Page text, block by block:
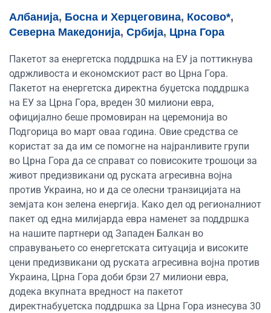
Албанија, Босна и Херцеговина, Косово*,
Северна Македонија, Србија, Црна Гора
Пакетот за енергетска поддршка на ЕУ ја поттикнува
одржливоста и економскиот раст во Црна Гора.
Пакетот на енергетска директна буџетска поддршка
на ЕУ за Црна Гора, вреден 30 милиони евра,
официјално беше промовиран на церемонија во
Подгорица во март оваа година. Овие средства се
користат за да им се помогне на најранливите групи
во Црна Гора да се справат со повисоките трошоци за
живот предизвикани од руската агресивна војна
против Украина, но и да се олесни транзицијата на
земјата кон зелена енергија. Како дел од регионалниот
пакет од една милијарда евра наменет за поддршка
на нашите партнери од Западен Балкан во
справувањето со енергетската ситуација и високите
цени предизвикани од руската агресивна војна против
Украина, Црна Гора доби брзи 27 милиони евра,
додека вкупната вредност на пакетот
директнабуџетска поддршка за Црна Гора изнесува 30